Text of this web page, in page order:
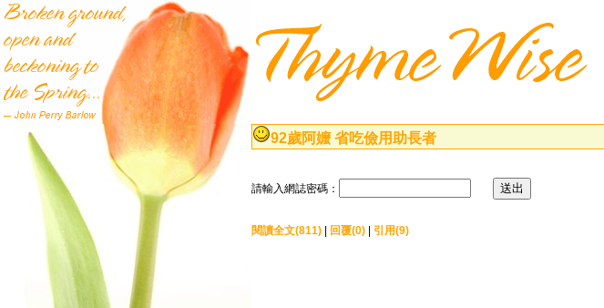
92歲阿嬤 省吃儉用助長者
請輸入網誌密碼：
閱讀全文(811) 回覆(0) 引用(9)